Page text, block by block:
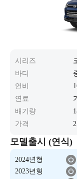
시리즈
바디
연비
연료
배기량
가격
모델출시 (연식)
2024년형
2023년형